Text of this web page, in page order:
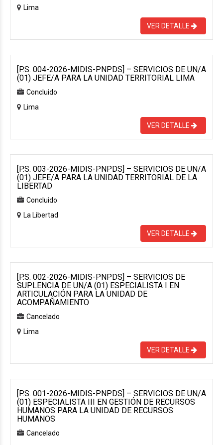
Lima
VER DETALLE
[P.S. 004-2026-MIDIS-PNPDS] – SERVICIOS DE UN/A
(01) JEFE/A PARA LA UNIDAD TERRITORIAL LIMA
Concluido
Lima
VER DETALLE
[P.S. 003-2026-MIDIS-PNPDS] – SERVICIOS DE UN/A
(01) JEFE/A PARA LA UNIDAD TERRITORIAL DE LA
LIBERTAD
Concluido
La Libertad
VER DETALLE
[P.S. 002-2026-MIDIS-PNPDS] – SERVICIOS DE
SUPLENCIA DE UN/A (01) ESPECIALISTA I EN
ARTICULACIÓN PARA LA UNIDAD DE
ACOMPAÑAMIENTO
Cancelado
Lima
VER DETALLE
[P.S. 001-2026-MIDIS-PNPDS] – SERVICIOS DE UN/A
(01) ESPECIALISTA III EN GESTIÓN DE RECURSOS
HUMANOS PARA LA UNIDAD DE RECURSOS
HUMANOS
Cancelado